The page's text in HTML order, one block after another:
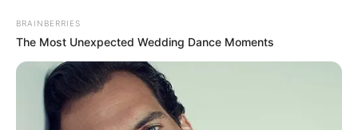
BRAINBERRIES
The Most Unexpected Wedding Dance Moments